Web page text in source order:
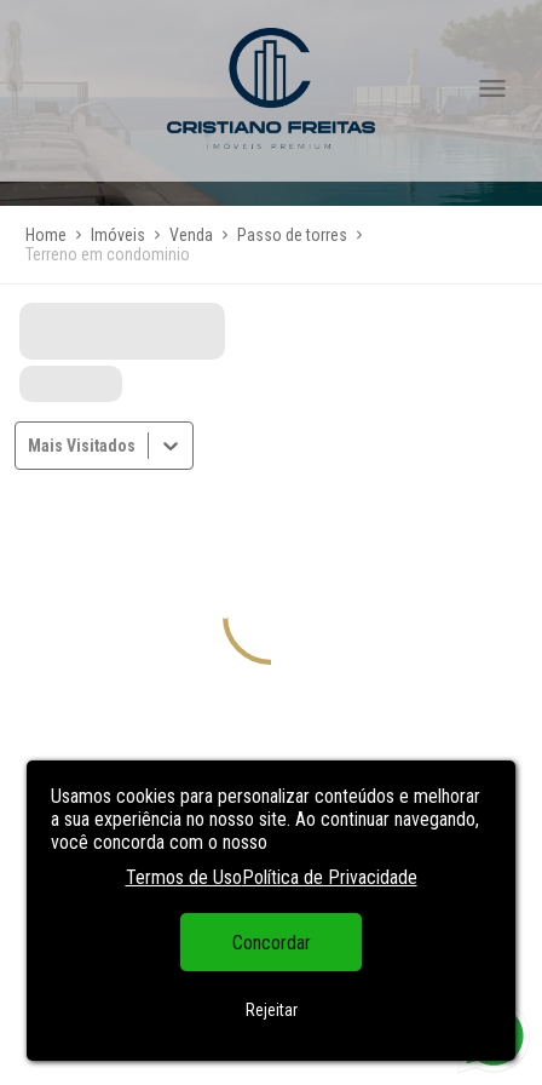
Usamos cookies para personalizar conteúdos e melhorar
a sua experiência no nosso site. Ao continuar navegando,
você concorda com o nosso
Termos de UsoPolítica de Privacidade
Concordar
Rejeitar
Home Imóveis Venda
Passo de torres
Terreno em condominio
Mais Visitados